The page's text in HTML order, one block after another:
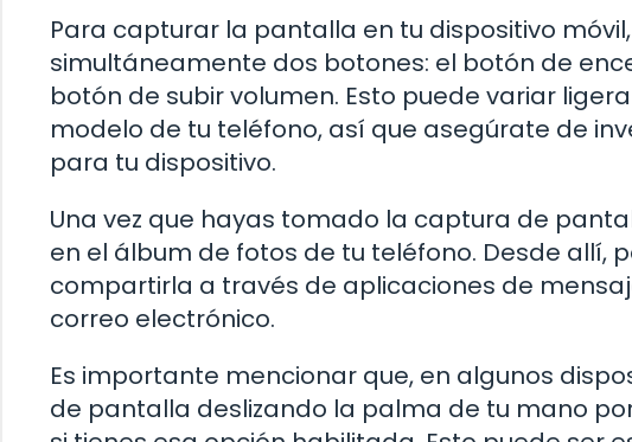
Para capturar la pantalla en tu dispositivo
simultáneamente dos botones: el botón de
botón de subir volumen. Esto puede variar
modelo de tu teléfono, así que asegúrate de
para tu dispositivo.
Una vez que hayas tomado la captura de
en el álbum de fotos de tu teléfono. Desde
compartirla a través de aplicaciones de
correo electrónico.
Es importante mencionar que, en algunos
de pantalla deslizando la palma de tu mano